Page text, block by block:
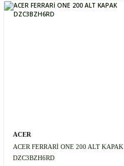
ACER
ACER FERRARİ ONE 200 ALT KAPAK
DZC3BZH6RD